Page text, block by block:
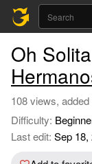
Oh
108 views,
Difficulty:
Last edit: Sep 18,